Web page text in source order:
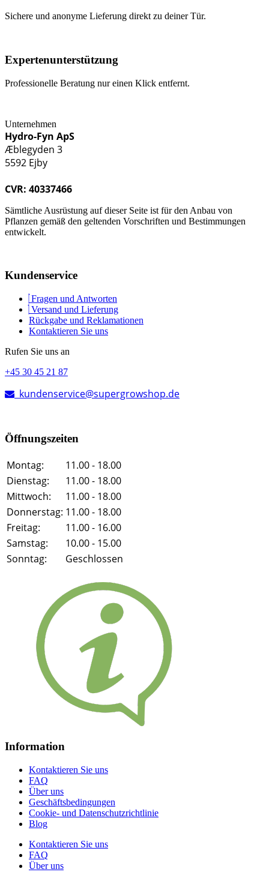
Sichere und anonyme Lieferung direkt zu deiner Tür.
Expertenunterstützung
Professionelle Beratung nur einen Klick entfernt.
Unternehmen
Hydro-Fyn ApS
Æblegyden 3
5592 Ejby
CVR: 40337466
Sämtliche Ausrüstung auf dieser Seite ist für den Anbau von
Pflanzen gemäß den geltenden Vorschriften und Bestimmungen
entwickelt.
Kundenservice
Fragen und Antworten
Versand und Lieferung
Rückgabe und Reklamationen
Kontaktieren Sie uns
Rufen Sie uns an
+45 30 45 21 87
kundenservice@supergrowshop.de
Öffnungszeiten
Montag:
11.00 - 18.00
Dienstag:
11.00 - 18.00
Mittwoch:
11.00 - 18.00
Donnerstag: 11.00 - 18.00
Freitag:
11.00 - 16.00
Samstag:
10.00 - 15.00
Sonntag:
Geschlossen
Information
Kontaktieren Sie uns
FAQ
Über uns
Geschäftsbedingungen
Cookie- und Datenschutzrichtlinie
Blog
Kontaktieren Sie uns
FAQ
Über uns